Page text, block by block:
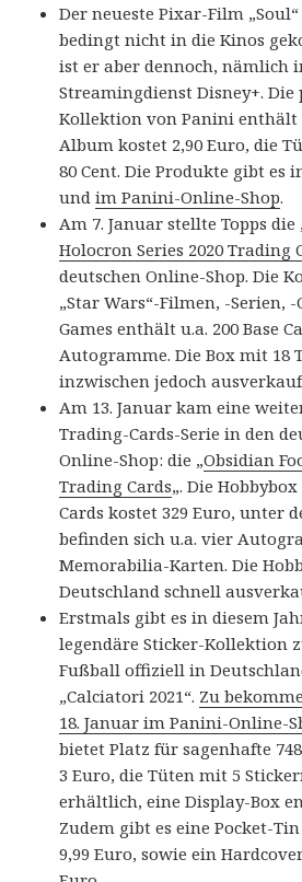
Der neueste Pixar-Film
bedingt nicht in die Kinos
ist er aber dennoch, nämlich
Streamingdienst Disney+. Die
Kollektion von Panini enthält
Album kostet 2,90 Euro, die
80 Cent. Die Produkte gibt es
undim Panini-Online-Shop.
Am 7. Januar stellte Topps die
Holocron Series 2020 Trading
deutschen Online-Shop. Die
„Star Wars“-Filmen, -Serien,
Games enthält u.a. 200 Base
Autogramme. Die Box mit 18
inzwischen jedoch
Am 13. Januar kam eine
Trading-Cards-Serie in den
Online-Shop: die „Obsidian
Trading Cards„. Die
Cards kostet 329 Euro, unter
befinden sich u.a. vier
Memorabilia-Karten. Die
Deutschland schnell
Erstmals gibt es in diesem
legendäre Sticker-Kollektion
Fußball offiziell in
„Calciatori 2021“. Zu
18. Januar im Panini-Online-
bietet Platz für sagenhafte
3 Euro, die Tüten mit 5
erhältlich, eine Display-Box
Zudem gibt es eine Pocket-
9,99 Euro, sowie ein